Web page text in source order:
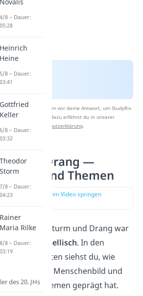
Beantwortung speichern wir deine Antwort, um Studyflix
zu verbessern. Mehr dazu erfährst du in unserer
Datenschutzerklärung.
und Drang —
und Themen
zur Stelle im Video springen
Literaturdes Sturm und Drang war
und rebellisch. In den
Abschnitten siehst du, wie
Denken das Menschenbild und
Themen geprägt hat.
4/8 – Dauer:
05:28
Heinrich
Heine
5/8 – Dauer:
03:41
Gottfried
Keller
6/8 – Dauer:
03:32
Theodor
Storm
7/8 – Dauer:
04:23
Rainer
Maria Rilke
8/8 – Dauer:
03:19
des 20. JHs